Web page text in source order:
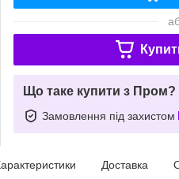
Що таке купити з Пром?
Замовлення під захистом
Доставка